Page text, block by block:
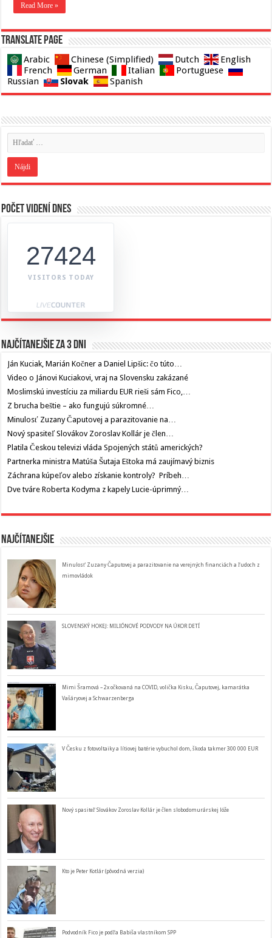
Read More »
Translate page
Arabic Chinese (Simplified) Dutch
English
French
German Italian
Portuguese
Russian
Slovak Spanish
Počet videní dnes
27424
VISITORS TODAY
Najčítanejšie za 3 dni
Ján Kuciak, Marián Kočner a Daniel Lipšic: čo túto…
Video o Jánovi Kuciakovi, vraj na Slovensku zakázané
Moslimskú investíciu za miliardu EUR rieši sám Fico,…
Z brucha beštie – ako fungujú súkromné…
Minulosť Zuzany Čaputovej a parazitovanie na…
Nový spasiteľ Slovákov Zoroslav Kollár je člen…
Platila Českou televizi vláda Spojených států amerických?
Partnerka ministra Matúša Šutaja Eštoka má zaujímavý biznis
Záchrana kúpeľov alebo získanie kontroly? Príbeh…
Dve tváre Roberta Kodyma z kapely Lucie-úprimný…
Najčítanejšie
Minulosť Zuzany Čaputovej a parazitovanie na verejných financiách a ľudoch z
mimovládok
SLOVENSKÝ HOKEJ: MILIÓNOVÉ PODVODY NA ÚKOR DETÍ
Mimi Šramová – 2x očkovaná na COVID, volička Kisku, Čaputovej, kamarátka
Vašáryovej a Schwarzenberga
V Česku z fotovoltaiky a lítiovej batérie vybuchol dom, škoda takmer 300 000 EUR
Nový spasiteľ Slovákov Zoroslav Kollár je člen slobodomurárskej lóže
Kto je Peter Kotlár (pôvodná verzia)
Podvodník Fico je podľa Babiša vlastníkom SPP